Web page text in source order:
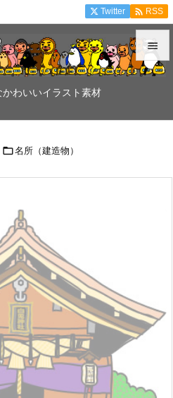
わいいイラスト素材


Twitter  RSS
名所（建造物）